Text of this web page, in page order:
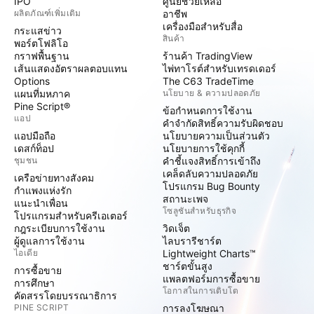
ผลิตภัณฑ์เพิ่มเติม
กระแสข่าว
พอร์ตโฟลิโอ
กราฟพื้นฐาน
เส้นแสดงอัตราผลตอบแทน
Options
แผนที่มหภาค
Pine Script®
แอป
แอปมือถือ
เดสก์ท็อป
ชุมชน
เครือข่ายทางสังคม
กำแพงแห่งรัก
แนะนำเพื่อน
โปรแกรมสำหรับครีเอเตอร์
กฎระเบียบการใช้งาน
ผู้ดูแลการใช้งาน
ไอเดีย
การซื้อขาย
การศึกษา
คัดสรรโดยบรรณาธิการ
PINE SCRIPT
อาชีพ
เครื่องมือสำหรับสื่อ
สินค้า
ร้านค้า TradingView
ไพ่ทาโรต์สำหรับเทรดเดอร์
The C63 TradeTime
นโยบาย & ความปลอดภัย
ข้อกำหนดการใช้งาน
คำจำกัดสิทธิ์ความรับผิดชอบ
นโยบายความเป็นส่วนตัว
นโยบายการใช้คุกกี้
คำชี้แจงสิทธิ์การเข้าถึง
เคล็ดลับความปลอดภัย
โปรแกรม Bug Bounty
สถานะเพจ
โซลูชันสำหรับธุรกิจ
วิดเจ็ต
ไลบรารีชาร์ต
Lightweight Charts™
ชาร์ตขั้นสูง
แพลตฟอร์มการซื้อขาย
โอกาสในการเติบโต
การลงโฆษณา